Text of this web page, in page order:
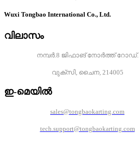
Wuxi Tongbao International Co., Ltd.
വിലാസം
നമ്പർ.8 ജിഫാങ് നോർത്ത് റോഡ്.
വുക്സി, ചൈന, 214005
ഇ-മെയിൽ
sales@tongbaokarting.com
tech.support@tongbaokarting.com